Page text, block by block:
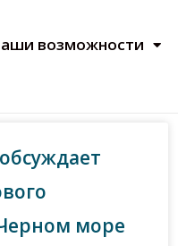
возможности
море